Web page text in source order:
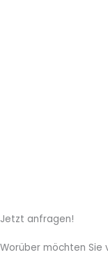
Jetzt anfragen!
Worüber möchten Sie